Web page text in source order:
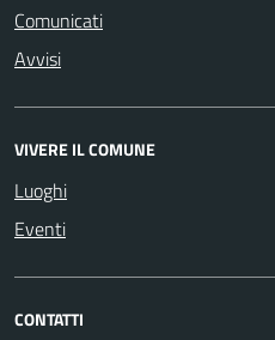
Comunicati
Avvisi
VIVERE IL COMUNE
Luoghi
Eventi
CONTATTI